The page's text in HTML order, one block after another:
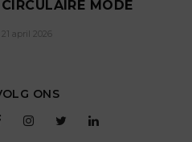
CIRCULAIRE MODE
21 april 2026
ONS